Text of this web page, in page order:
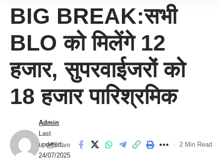
BIG BREAK:सभी
BLO को मिलेंगे 12
हजार, सुपरवाईजरों को
18 हजार पारिश्रमिक
Last
updated:
24/07/2025
Admin
Share 2 Min Read